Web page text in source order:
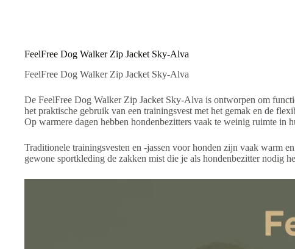
:FeelFree Dog Walker Zip Jacket Sky-Alva
FeelFree Dog Walker Zip Jacket Sky-Alva
De FeelFree Dog Walker Zip Jacket Sky-Alva is ontworpen om
het praktische gebruik van een trainingsvest met het gemak en de
Op warmere dagen hebben hondenbezitters vaak te weinig ruimte in
Traditionele trainingsvesten en -jassen voor honden zijn vaak warm
gewone sportkleding de zakken mist die je als hondenbezitter nodig